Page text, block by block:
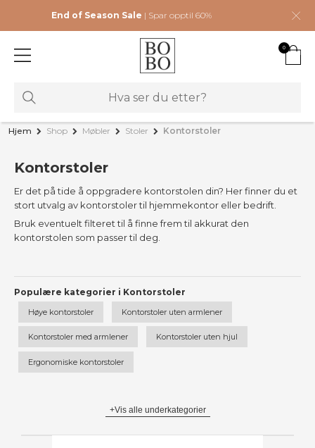
End of Season Sale | Spar opptil 60%
0
Hjem Shop Møbler Stoler Kontorstoler
Kontorstoler
Er det på tide å oppgradere kontorstolen din? Her finner du et
stort utvalg av kontorstoler til hjemmekontor eller bedrift.
Bruk eventuelt filteret til å finne frem til akkurat den
kontorstolen som passer til deg.
Populære kategorier i Kontorstoler
Høye kontorstoler Kontorstoler uten armlener
Kontorstoler med armlener Kontorstoler uten hjul
Ergonomiske kontorstoler
+Vis alle underkategorier